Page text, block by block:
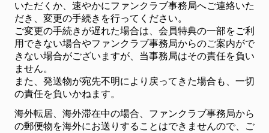
いただくか、速やかにファンクラブ事務局へご連絡いた
だき、変更の手続きを行ってください。
ご変更の手続きが遅れた場合は、会員特典の一部をご利
用できない場合やファンクラブ事務局からのご案内がで
きない場合がございますが、当事務局はその責任を負い
ません。
また、発送物が宛先不明により戻ってきた場合も、一切
の責任を負いかねます。
海外転居、海外滞在中の場合、ファンクラブ事務局から
の郵便物を海外にお送りすることはできませんので、ご